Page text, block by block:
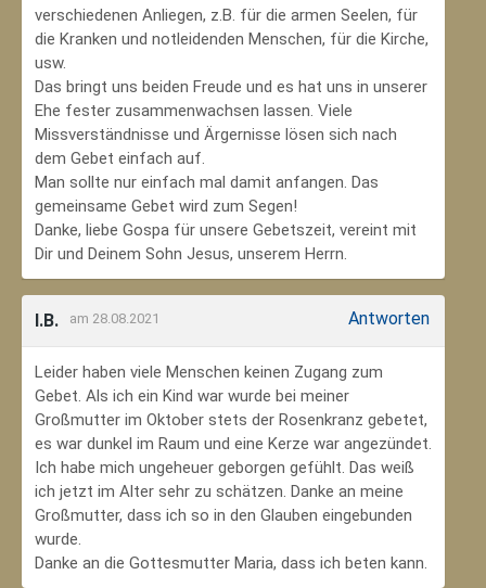
verschiedenen Anliegen, z.B. für die armen Seelen, für
die Kranken und notleidenden Menschen, für die Kirche,
usw.
Das bringt uns beiden Freude und es hat uns in unserer
Ehe fester zusammenwachsen lassen. Viele
Missverständnisse und Ärgernisse lösen sich nach
dem Gebet einfach auf.
Man sollte nur einfach mal damit anfangen. Das
gemeinsame Gebet wird zum Segen!
Danke, liebe Gospa für unsere Gebetszeit, vereint mit
Dir und Deinem Sohn Jesus, unserem Herrn.
I.B. am 28.08.2021 Antworten
Leider haben viele Menschen keinen Zugang zum
Gebet. Als ich ein Kind war wurde bei meiner
Großmutter im Oktober stets der Rosenkranz gebetet,
es war dunkel im Raum und eine Kerze war angezündet.
Ich habe mich ungeheuer geborgen gefühlt. Das weiß
ich jetzt im Alter sehr zu schätzen. Danke an meine
Großmutter, dass ich so in den Glauben eingebunden
wurde.
Danke an die Gottesmutter Maria, dass ich beten kann.